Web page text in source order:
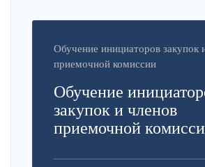
Обучение инициаторов закупок
приемочной комиссии
Обучение
закупок и членов
приемочной